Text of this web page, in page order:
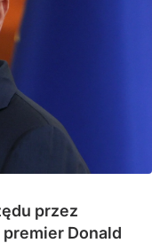
przez
Donald